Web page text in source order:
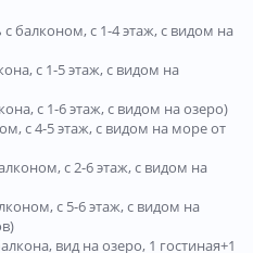
балконом, с 1-4 этаж, с видом на
с 1-5 этаж, с видом на
с 1-6 этаж, с видом на озеро)
с 4-5 этаж, с видом на море от
с 2-6 этаж, с видом на
с 5-6 этаж, с видом на
вид на озеро, 1 гостиная+1